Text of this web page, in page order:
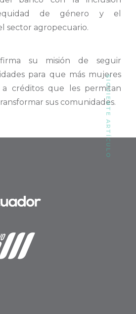
de género y el
sector agropecuario.
su misión de seguir
para que más mujeres
créditos que les permitan
sus comunidades.
SIGUIENTE ARTÍCULO